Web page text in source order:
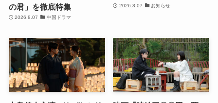
の君」を徹底特集
2026.8.07 中国ドラマ
2026.8.07 お知らせ